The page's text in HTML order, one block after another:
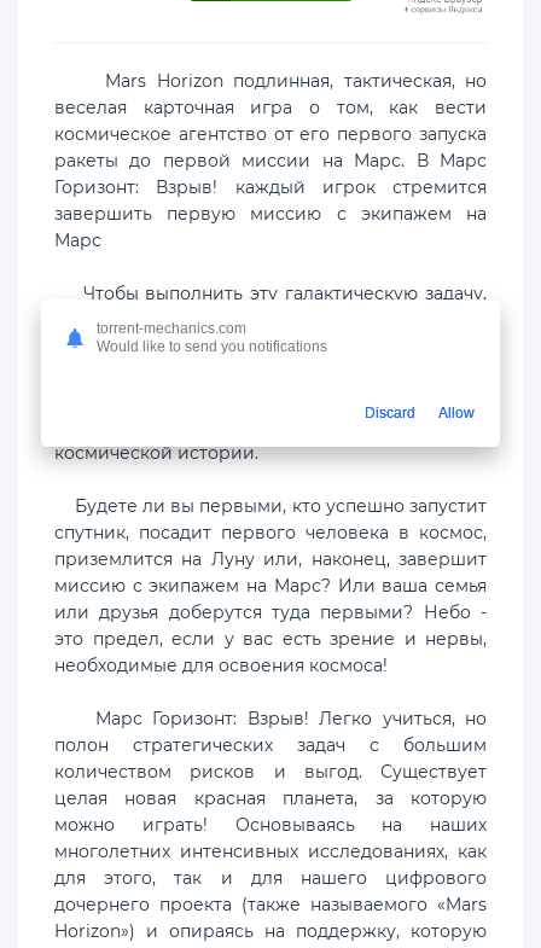
Mars Horizon подлинная, тактическая, но
веселая карточная игра о том, как вести
космическое агентство от его первого запуска
ракеты до первой миссии на Марс. В Марс
Горизонт: Взрыв! каждый игрок стремится
завершить первую миссию с экипажем на
Марс
Чтобы выполнить эту галактическую задачу,
вы управляете своим собственным
космическим агентством и должны принять
космической истории.
Будете ли вы первыми, кто успешно запустит
спутник, посадит первого человека в космос,
приземлится на Луну или, наконец, завершит
миссию с экипажем на Марс? Или ваша семья
или друзья доберутся туда первыми? Небо -
это предел, если у вас есть зрение и нервы,
необходимые для освоения космоса!
Марс Горизонт: Взрыв! Легко учиться, но
полон стратегических задач с большим
количеством рисков и выгод. Существует
целая новая красная планета, за которую
можно играть! Основываясь на наших
многолетних интенсивных исследованиях, как
для этого, так и для нашего цифрового
дочернего проекта (также называемого «Mars
Horizon») и опираясь на поддержку, которую
torrent-mechanics.com
Would like to send you notifications
Discard Allow